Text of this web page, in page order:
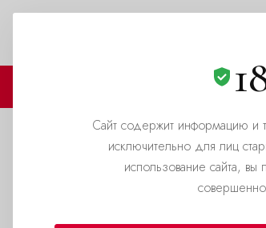
Сайт содержит информацию и
исключительно для лиц
использование сайта,